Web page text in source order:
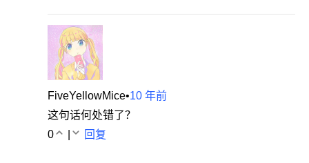
FiveYellowMice•10 年前
这句话何处错了？
0
回复